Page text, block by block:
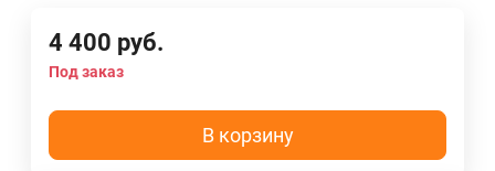
4 400 руб.
Под заказ
В корзину